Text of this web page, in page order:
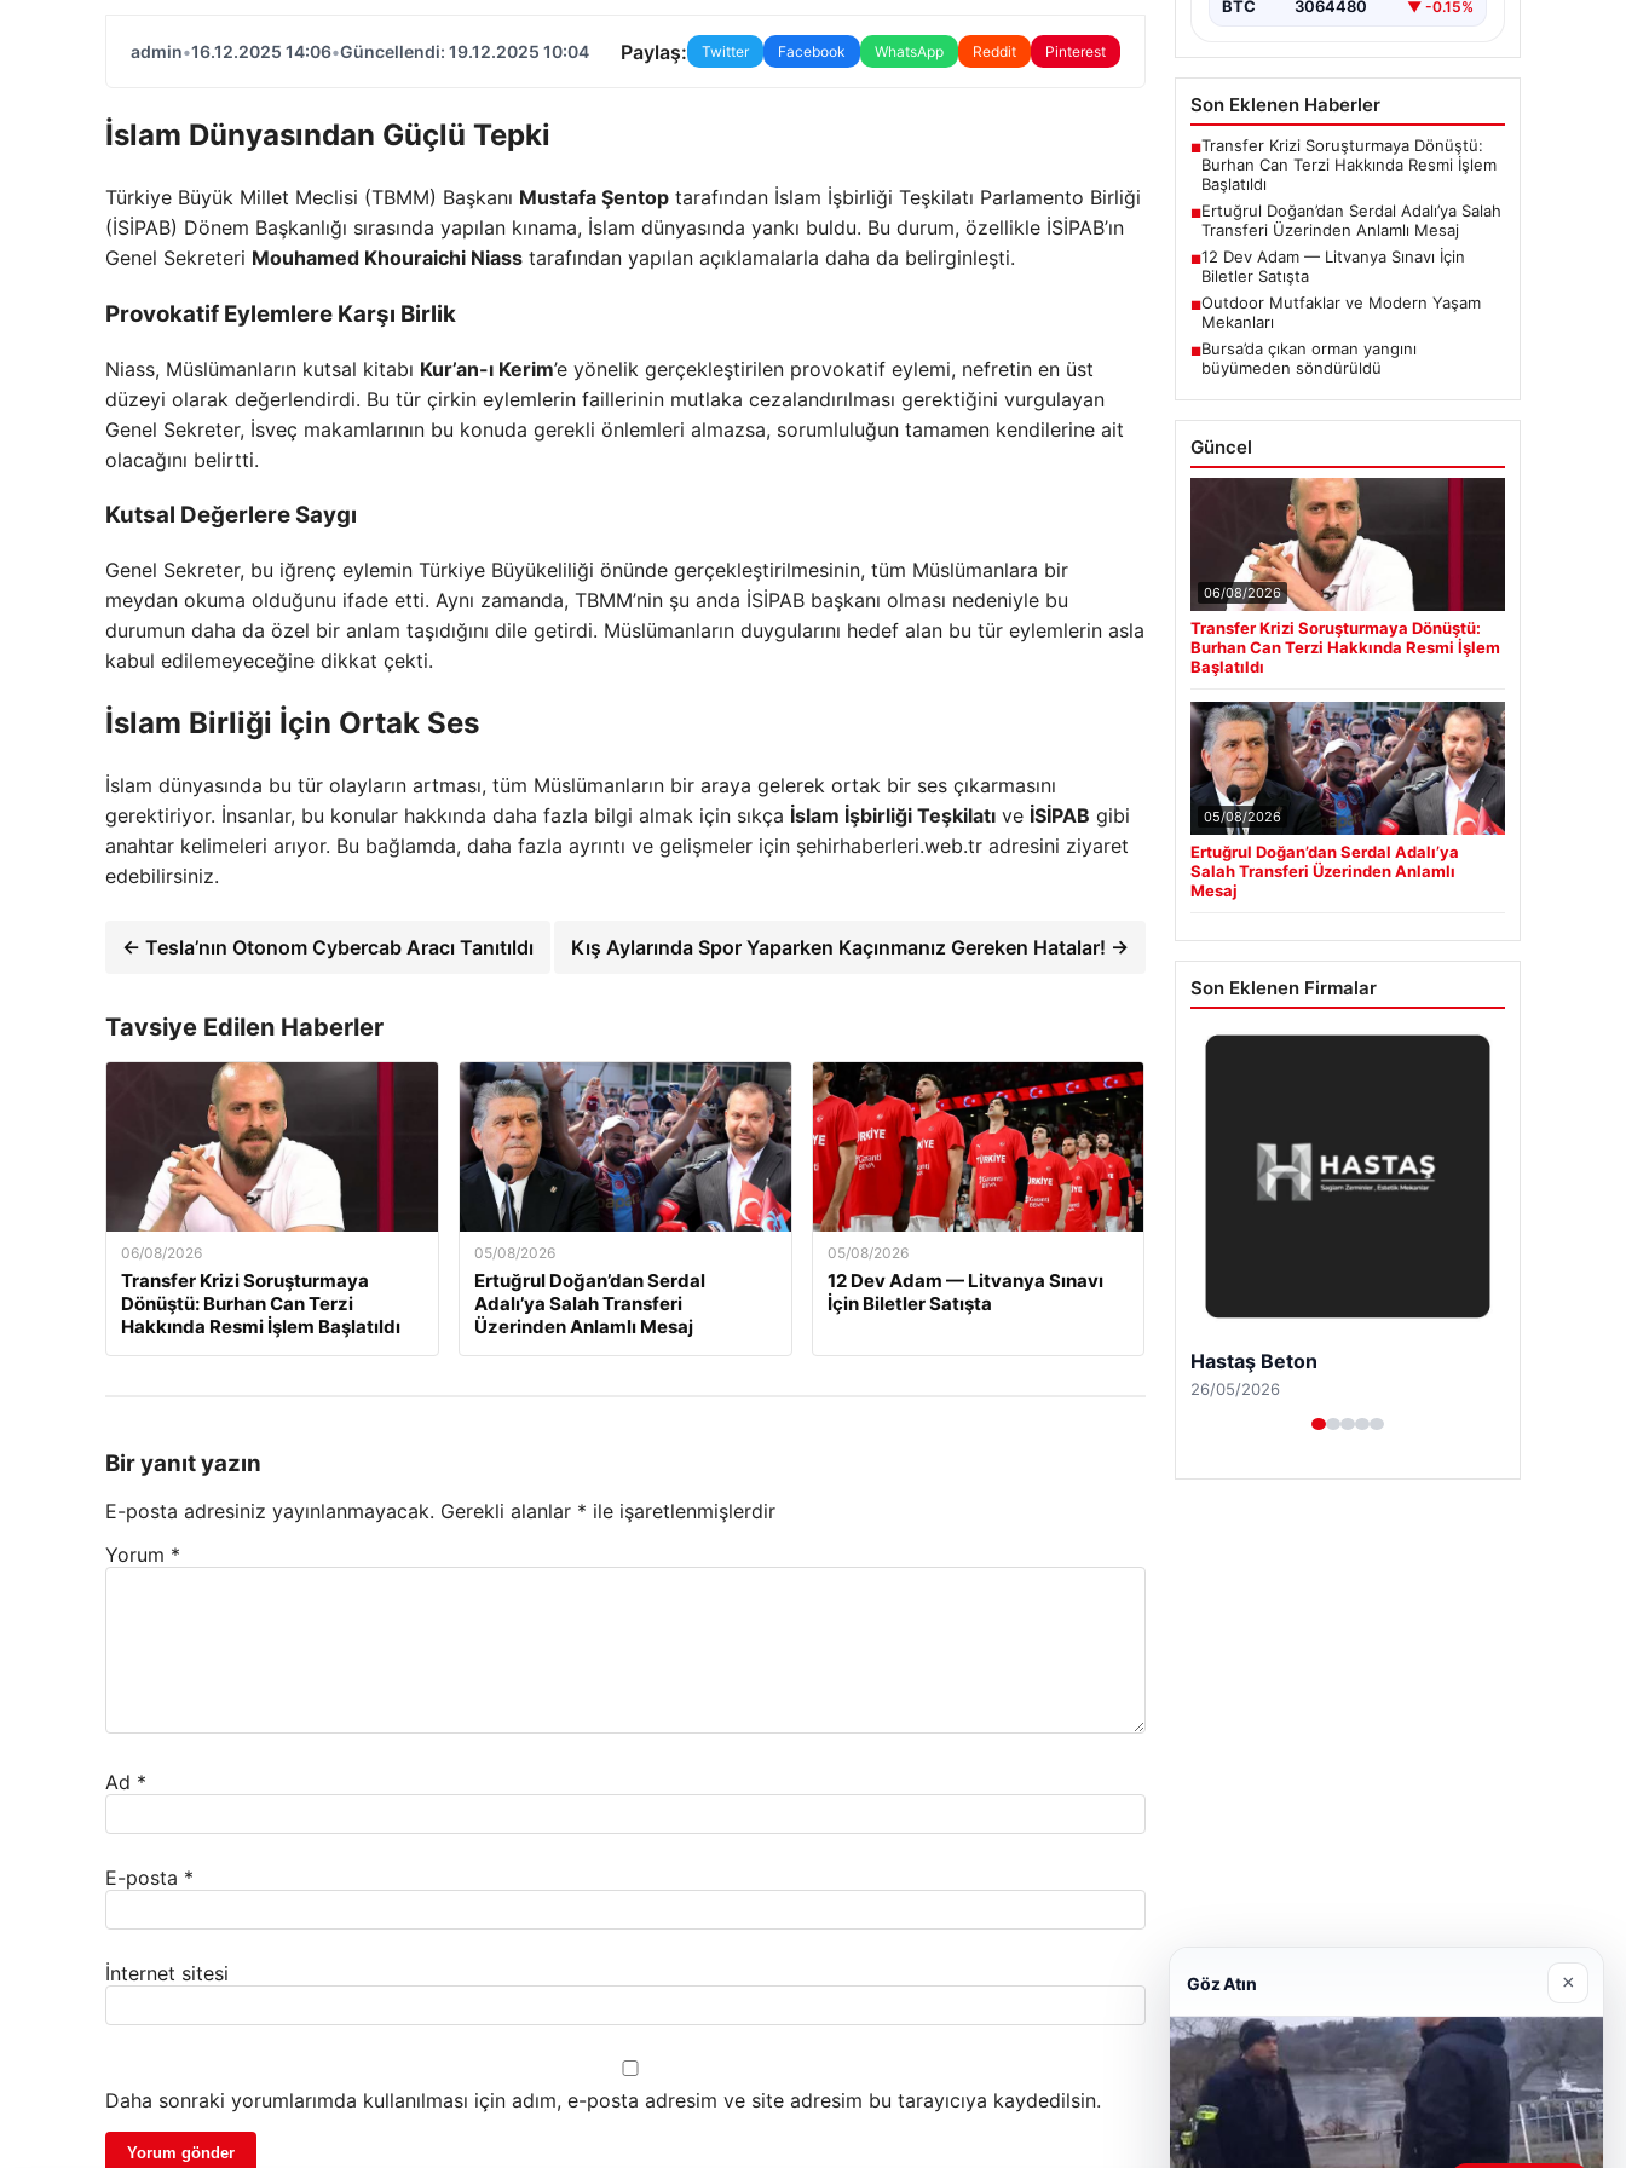
admin•16.12.2025 14:06•Güncellendi: 19.12.2025 10:04 Paylaş: Twitter Facebook WhatsApp Reddit Pinterest
İslam Dünyasından Güçlü Tepki
Türkiye Büyük Millet Meclisi (TBMM) Başkanı Mustafa Şentop tarafından İslam İşbirliği Teşkilatı Parlamento Birliği
(İSİPAB) Dönem Başkanlığı sırasında yapılan kınama, İslam dünyasında yankı buldu. Bu durum, özellikle İSİPAB’ın
Genel Sekreteri Mouhamed Khouraichi Niass tarafından yapılan açıklamalarla daha da belirginleşti.
Provokatif Eylemlere Karşı Birlik
Niass, Müslümanların kutsal kitabı Kur’an-ı Kerim’e yönelik gerçekleştirilen provokatif eylemi, nefretin en üst
düzeyi olarak değerlendirdi. Bu tür çirkin eylemlerin faillerinin mutlaka cezalandırılması gerektiğini vurgulayan
Genel Sekreter, İsveç makamlarının bu konuda gerekli önlemleri almazsa, sorumluluğun tamamen kendilerine ait
olacağını belirtti.
Kutsal Değerlere Saygı
Genel Sekreter, bu iğrenç eylemin Türkiye Büyükeliliği önünde gerçekleştirilmesinin, tüm Müslümanlara bir
meydan okuma olduğunu ifade etti. Aynı zamanda, TBMM’nin şu anda İSİPAB başkanı olması nedeniyle bu
durumun daha da özel bir anlam taşıdığını dile getirdi. Müslümanların duygularını hedef alan bu tür eylemlerin asla
kabul edilemeyeceğine dikkat çekti.
İslam Birliği İçin Ortak Ses
İslam dünyasında bu tür olayların artması, tüm Müslümanların bir araya gelerek ortak bir ses çıkarmasını
gerektiriyor. İnsanlar, bu konular hakkında daha fazla bilgi almak için sıkça İslam İşbirliği Teşkilatı ve İSİPAB gibi
anahtar kelimeleri arıyor. Bu bağlamda, daha fazla ayrıntı ve gelişmeler için şehirhaberleri.web.tr adresini ziyaret
edebilirsiniz.
← Tesla’nın Otonom Cybercab Aracı Tanıtıldı Kış Aylarında Spor Yaparken Kaçınmanız Gereken Hatalar! →
Tavsiye Edilen Haberler
06/08/2026
Transfer Krizi Soruşturmaya
Dönüştü: Burhan Can Terzi
Hakkında Resmi İşlem Başlatıldı
05/08/2026
Ertuğrul Doğan’dan Serdal
Adalı’ya Salah Transferi
Üzerinden Anlamlı Mesaj
05/08/2026
12 Dev Adam — Litvanya Sınavı
İçin Biletler Satışta
Bir yanıt yazın
E-posta adresiniz yayınlanmayacak. Gerekli alanlar * ile işaretlenmişlerdir
Yorum *
Ad *
E-posta *
İnternet sitesi
Daha sonraki yorumlarımda kullanılması için adım, e-posta adresim ve site adresim bu tarayıcıya kaydedilsin.
BTC 3064480 ▼ -0.15%
Son Eklenen Haberler
■Transfer Krizi Soruşturmaya Dönüştü:
Burhan Can Terzi Hakkında Resmi İşlem
Başlatıldı
■Ertuğrul Doğan’dan Serdal Adalı’ya Salah
Transferi Üzerinden Anlamlı Mesaj
■12 Dev Adam — Litvanya Sınavı İçin
Biletler Satışta
■Outdoor Mutfaklar ve Modern Yaşam
Mekanları
■Bursa’da çıkan orman yangını
büyümeden söndürüldü
Güncel
06/08/2026
Transfer Krizi Soruşturmaya Dönüştü:
Burhan Can Terzi Hakkında Resmi İşlem
Başlatıldı
05/08/2026
Ertuğrul Doğan’dan Serdal Adalı’ya
Salah Transferi Üzerinden Anlamlı
Mesaj
Son Eklenen Firmalar
Prenses Night Club
29/04/2026
Göz Atın ×